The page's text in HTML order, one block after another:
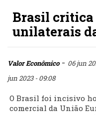
Brasil critica
unilaterais
Valor Econômico- 06 jun
jun 2023 - 09:08
O Brasil foi incisivo
comercial da União